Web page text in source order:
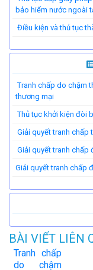
bảo hiểm nước ngoài
Điều kiện và thủ tục
Tranh chấp do chậm
thương mại
Thủ tục khởi kiện đòi
Giải quyết tranh chấp
Giải quyết tranh chấp
​Giải quyết tranh chấp
BÀI VIẾT LIÊN
Tranh chấp
do chậm